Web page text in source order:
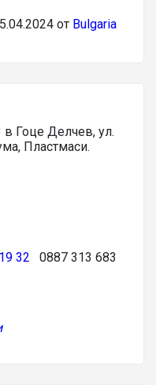
от Bulgaria
Гоце Делчев, ул.
Пластмаси.
32 0887 313 683